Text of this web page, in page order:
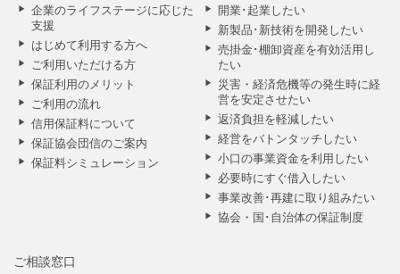
企業のライフステージに応じた
支援
はじめて利用する方へ
ご利用いただける方
保証利用のメリット
ご利用の流れ
信用保証料について
保証協会団信のご案内
保証料シミュレーション
開業･起業したい
新製品･新技術を開発したい
売掛金･棚卸資産を有効活用し
たい
災害・経済危機等の発生時に経
営を安定させたい
返済負担を軽減したい
経営をバトンタッチしたい
小口の事業資金を利用したい
必要時にすぐ借入したい
事業改善･再建に取り組みたい
協会・国･自治体の保証制度
ご相談窓口